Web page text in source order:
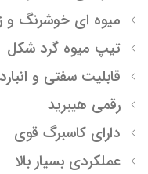
میوه ای خوشرنگ و
تیپ میوه گرد شکل
قابلیت سفتی و
رقمی هیبرید
دارای کاسبرگ قوی
عملکردی بسیار بالا